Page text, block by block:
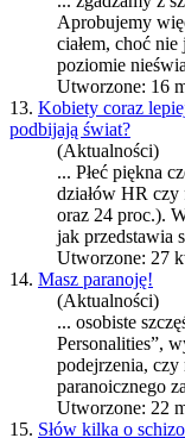
Aprobujemy
ciałem, choć
poziomie
Utworzone: 16
13. Kobiety coraz
podbijają świat?
(Aktualności)
... Płeć piękna
działów HR
oraz 24 proc.).
jak przedstawia
Utworzone: 27
14. Masz paranoję!
(Aktualności)
... osobiste
Personalities”,
podejrzenia, czy
paranoicznego
Utworzone: 22
15. Słów kilka o